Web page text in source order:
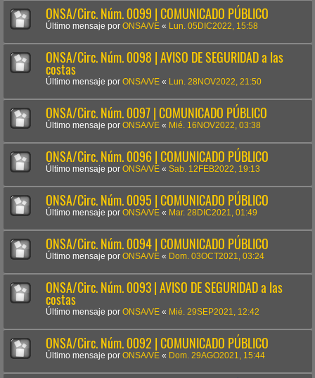
ONSA/Circ. Núm. 0099 | COMUNICADO PÚBLICO
Último mensaje por ONSA/VE « Lun. 05DIC2022, 15:58
ONSA/Circ. Núm. 0098 | AVISO DE SEGURIDAD a las
costas
Último mensaje por ONSA/VE « Lun. 28NOV2022, 21:50
ONSA/Circ. Núm. 0097 | COMUNICADO PÚBLICO
Último mensaje por ONSA/VE « Mié. 16NOV2022, 03:38
ONSA/Circ. Núm. 0096 | COMUNICADO PÚBLICO
Último mensaje por ONSA/VE « Sab. 12FEB2022, 19:13
ONSA/Circ. Núm. 0095 | COMUNICADO PÚBLICO
Último mensaje por ONSA/VE « Mar. 28DIC2021, 01:49
ONSA/Circ. Núm. 0094 | COMUNICADO PÚBLICO
Último mensaje por ONSA/VE « Dom. 03OCT2021, 03:24
ONSA/Circ. Núm. 0093 | AVISO DE SEGURIDAD a las
costas
Último mensaje por ONSA/VE « Mié. 29SEP2021, 12:42
ONSA/Circ. Núm. 0092 | COMUNICADO PÚBLICO
Último mensaje por ONSA/VE « Dom. 29AGO2021, 15:44